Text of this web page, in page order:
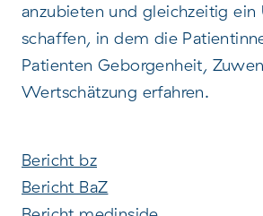
anzubieten und gleichzeitig ein
schaffen, in dem die
Patienten Geborgenheit,
Wertschätzung erfahren.
Bericht bz
Bericht BaZ